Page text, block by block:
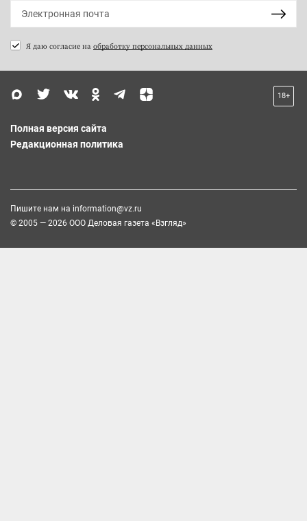
Я даю согласие на обработку персональных данных
18+
Полная версия сайта
Редакционная политика
Пишите нам на information@vz.ru
© 2005 — 2026 ООО Деловая газета «Взгляд»